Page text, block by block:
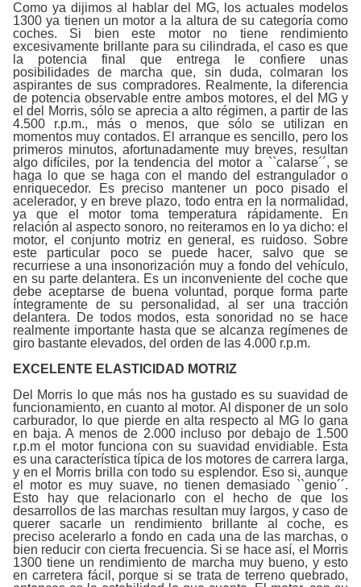
Como ya dijimos al hablar del MG, los actuales modelos
1300 ya tienen un motor a la altura de su categoría como
coches. Si bien este motor no tiene rendimiento
excesivamente brillante para su cilindrada, el caso es que
la potencia final que entrega le confiere unas
posibilidades de marcha que, sin duda, colmaran los
aspirantes de sus compradores. Realmente, la diferencia
de potencia observable entre ambos motores, el del MG y
el del Morris, sólo se aprecia a alto régimen, a partir de las
4.500 r.p.m., más o menos, que sólo se utilizan en
momentos muy contados. El arranque es sencillo, pero los
primeros minutos, afortunadamente muy breves, resultan
algo difíciles, por la tendencia del motor a ``calarse´´, se
haga lo que se haga con el mando del estrangulador o
enriquecedor. Es preciso mantener un poco pisado el
acelerador, y en breve plazo, todo entra en la normalidad,
ya que el motor toma temperatura rápidamente. En
relación al aspecto sonoro, no reiteramos en lo ya dicho: el
motor, el conjunto motriz en general, es ruidoso. Sobre
este particular poco se puede hacer, salvo que se
recurriese a una insonorización muy a fondo del vehículo,
en su parte delantera. Es un inconveniente del coche que
debe aceptarse de buena voluntad, porque forma parte
íntegramente de su personalidad, al ser una tracción
delantera. De todos modos, esta sonoridad no se hace
realmente importante hasta que se alcanza regímenes de
giro bastante elevados, del orden de las 4.000 r.p.m.
EXCELENTE ELASTICIDAD MOTRIZ
Del Morris lo que más nos ha gustado es su suavidad de
funcionamiento, en cuanto al motor. Al disponer de un solo
carburador, lo que pierde en alta respecto al MG lo gana
en baja. A menos de 2.000 incluso por debajo de 1.500
r.p.m el motor funciona con su suavidad envidiable. Esta
es una característica típica de los motores de carrera larga,
y en el Morris brilla con todo su esplendor. Eso si, aunque
el motor es muy suave, no tienen demasiado ``genio´´.
Esto hay que relacionarlo con el hecho de que los
desarrollos de las marchas resultan muy largos, y caso de
querer sacarle un rendimiento brillante al coche, es
preciso acelerarlo a fondo en cada una de las marchas, o
bien reducir con cierta frecuencia. Si se hace así, el Morris
1300 tiene un rendimiento de marcha muy bueno, y esto
en carretera fácil, porque si se trata de terreno quebrado,